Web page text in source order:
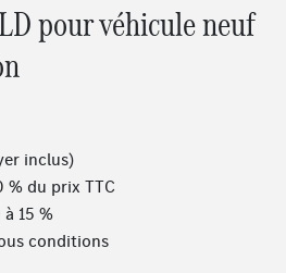
pour véhicule neuf
inclus)
% du prix TTC
15 %
conditions